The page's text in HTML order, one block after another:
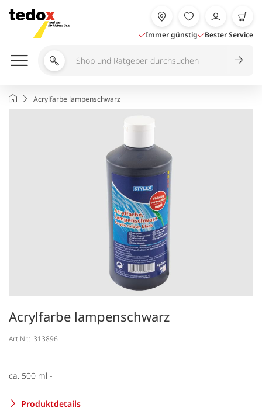
Inhalt
springen
Immer günstig Bester Service
Shop
Ratgeber
durchsuchen
StartseiteAcrylfarbe lampenschwarz
Acrylfarbe lampenschwarz
Art.Nr.: 313896
ca. 500 ml -
Produktdetails